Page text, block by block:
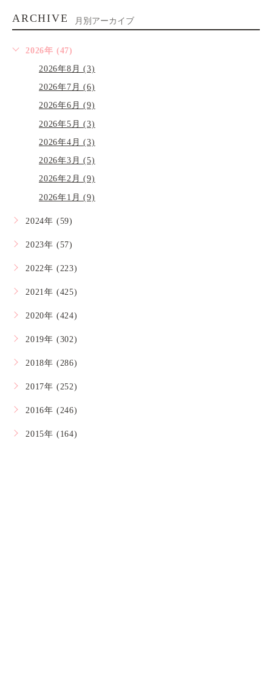
ARCHIVE 月別アーカイブ
2026年 (47)
2026年8月 (3)
2026年7月 (6)
2026年6月 (9)
2026年5月 (3)
2026年4月 (3)
2026年3月 (5)
2026年2月 (9)
2026年1月 (9)
2024年 (59)
2023年 (57)
2022年 (223)
2021年 (425)
2020年 (424)
2019年 (302)
2018年 (286)
2017年 (252)
2016年 (246)
2015年 (164)